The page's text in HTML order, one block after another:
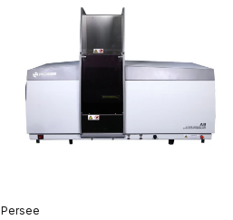
Persee